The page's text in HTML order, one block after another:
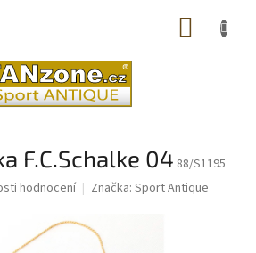
F.C.Schalke 04 88/S1195
hodnocení Značka: Sport Antique